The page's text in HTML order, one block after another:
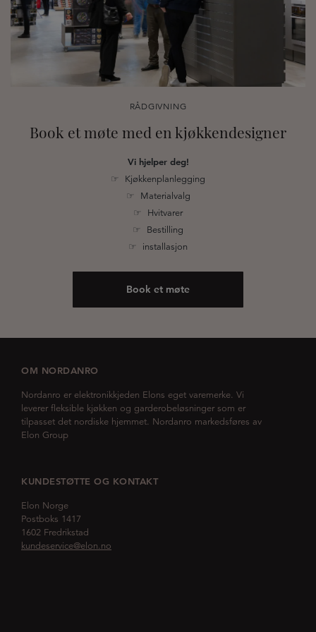
RÅDGIVNING
Book et møte med en kjøkkendesigner
Vi hjelper deg!
☞ Kjøkkenplanlegging
☞ Materialvalg
☞ Hvitvarer
☞ Bestilling
☞ installasjon
Book et møte
OM NORDANRO
Nordanro er elektronikkjeden Elons eget varemerke. Vi
leverer fleksible kjøkken og garderobeløsninger som er
tilpasset det nordiske hjemmet. Nordanro markedsføres av
Elon Group
KUNDESTØTTE OG KONTAKT
Elon Norge
Postboks 1417
1602 Fredrikstad
kundeservice@elon.no